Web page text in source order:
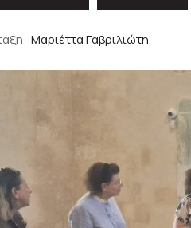
Μαριέττα Γαβριλιώτη